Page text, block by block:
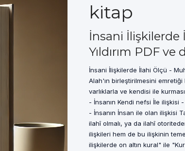
kitap
İnsani
Yıldırım PDF
İnsani İlişkilerde İlahi Ölçü -
Alah'ın birleştirilmesini
varlıklarla ve kendisi ile
- İnsanın Kendi nefsi İle ilişkisi
- İnsanın İnsan ile olan ilişkisi
ilahî olmalı, ya da ilahî
ilişkileri hem de bu ilişkinin
ilişkilerde on altın kural" ile